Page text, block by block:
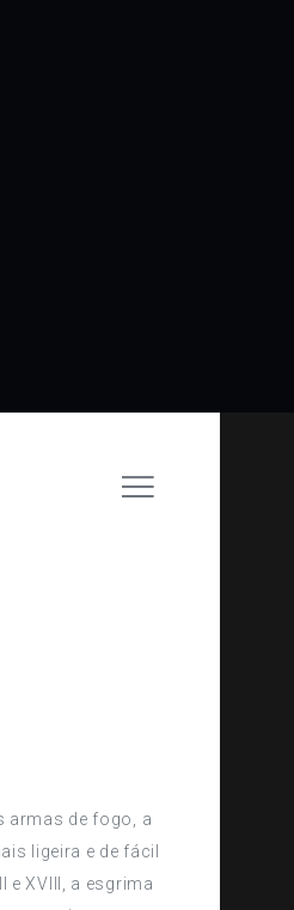
armas de fogo, a
ligeira e de fácil
XVIII, a esgrima